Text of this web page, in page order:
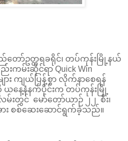
ည်တော်ဥတ္တရခရိုင်၊ တပ်ကုန်းမြို့နယ်
ကမ်းဆိုင်ရာ Quick Win
း ကျယ်ပြန့်စွာ လိုက်နာစေရန်
ယနေ့နံနက်ပိုင်းက တပ်ကုန်း​မြို့
မ်းတွင် မော်တော်ယာဉ် ၂၂ စီး၊
း စစ်ဆေးဆောင်ရွက်ခဲ့သည်။